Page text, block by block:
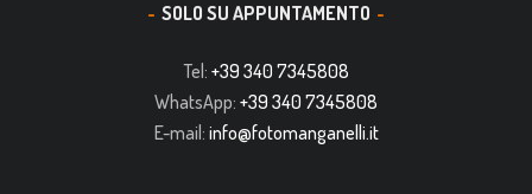
SOLO SU APPUNTAMENTO
Tel: +39 340 7345808
WhatsApp: +39 340 7345808
E-mail: info@fotomanganelli.it